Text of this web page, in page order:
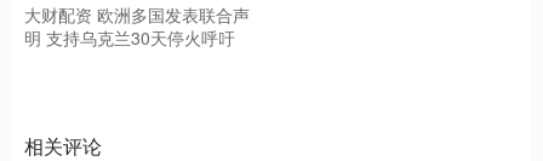
大财配资 欧洲多国发表联合声
明 支持乌克兰30天停火呼吁
相关评论